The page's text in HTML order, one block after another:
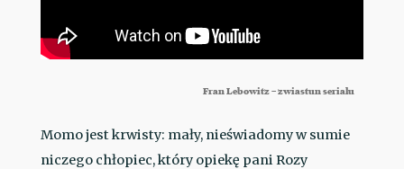
Fran Lebowitz – zwiastun serialu
Momo jest krwisty: mały, nieświadomy w sumie
niczego chłopiec, który opiekę pani Rozy